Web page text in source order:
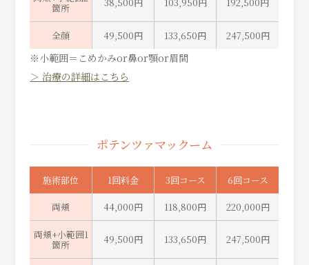
箇所
全顔 49,500円 133,650円 247,500円
※小範囲＝こめかみor鼻or顎or眉間
＞ 治療の詳細はこちら
ポテンツァマックーム
施術部位 1回料金 3回コース 6回コース
両頬 44,000円 118,800円 220,000円
両頬+小範囲1
箇所 49,500円 133,650円 247,500円